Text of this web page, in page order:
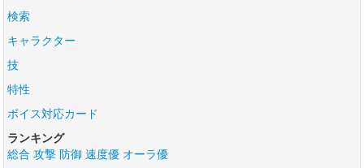
検索
キャラクター
技
特性
ボイス対応カード
ランキング
総合 攻撃 防御 速度優 オーラ優